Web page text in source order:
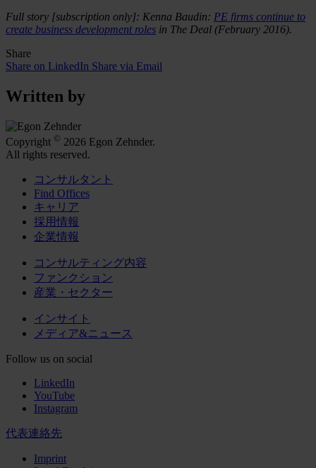
Full story [subscription only]: Kenna Baudin: PE firms continue to
create business development roles in The Deal (February 2016).
Share
Share on LinkedIn Share via Email
Written by
Copyright © 2026 Egon Zehnder.
All rights reserved.
コンサルタント
Find Offices
キャリア
採用情報
企業情報
コンサルティング内容
ファンクション
産業・セクター
インサイト
メディア&ニュース
Follow us on social
LinkedIn
YouTube
Instagram
代表連絡先
Imprint